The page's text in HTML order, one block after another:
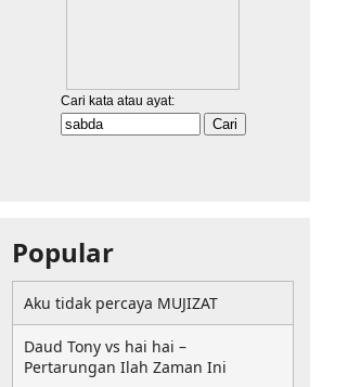
Popular
Aku tidak percaya MUJIZAT
Daud Tony vs hai hai –
Pertarungan Ilah Zaman Ini